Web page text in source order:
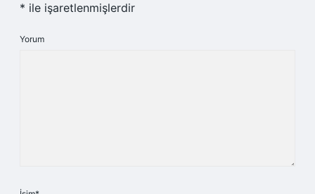
* ile işaretlenmişlerdir
Yorum